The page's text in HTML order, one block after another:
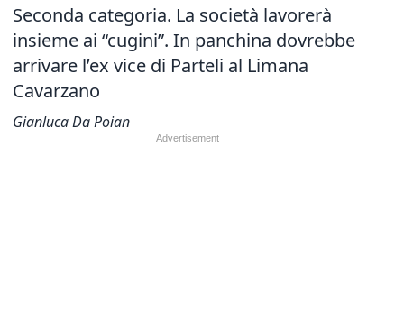
Seconda categoria. La società lavorerà
insieme ai “cugini”. In panchina dovrebbe
arrivare l’ex vice di Parteli al Limana
Cavarzano
Gianluca Da Poian